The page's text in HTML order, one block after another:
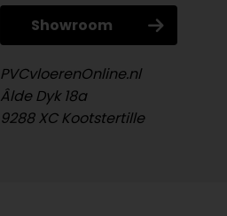
Showroom
PVCvloerenOnline.nl
Âlde Dyk 18a
9288 XC Kootstertille